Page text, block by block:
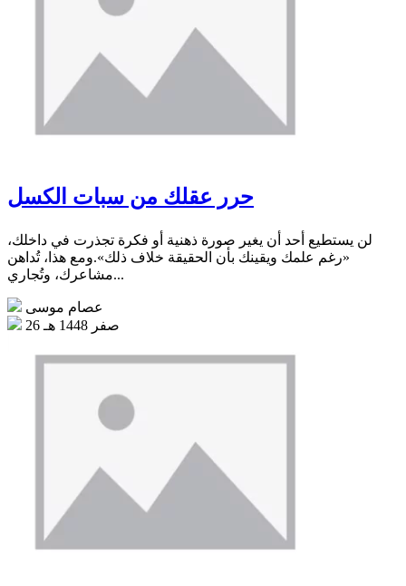
حرر عقلك من سبات الكسل
لن يستطيع أحد أن يغير صورة ذهنية أو فكرة تجذرت في داخلك،
«رغم علمك ويقينك بأن الحقيقة خلاف ذلك».ومع هذا، تُداهن
مشاعرك، وتُجاري...
عصام موسى
26 صفر 1448 هـ